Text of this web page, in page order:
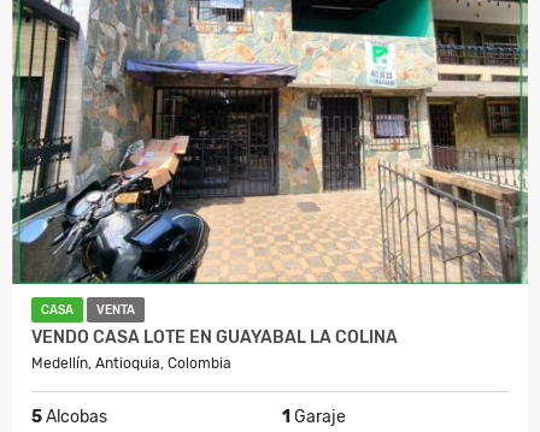
CASA VENTA
VENDO CASA LOTE EN GUAYABAL LA COLINA
Medellín, Antioquia, Colombia
5Alcobas 1 Garaje